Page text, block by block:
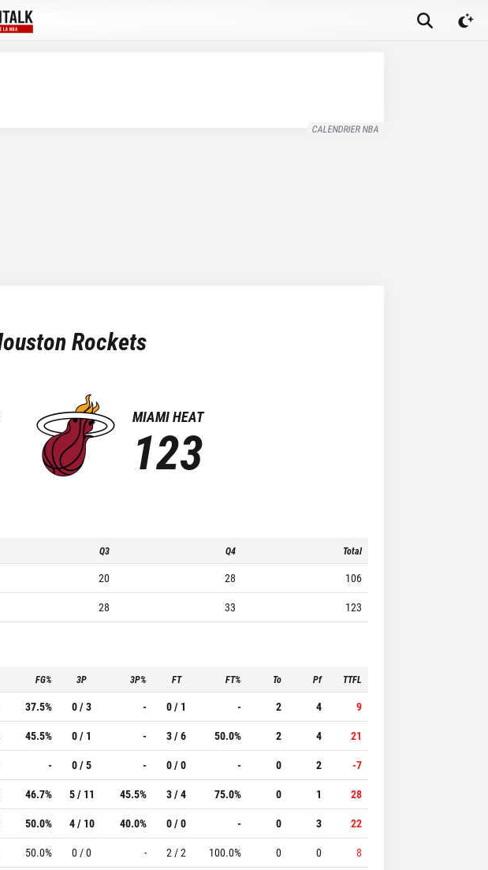
CALENDRIER NBA
Rockets
MIAMI HEAT
123
Q3 Q4 Total
20 28
106
28 33 123
FG% 3P 3P% FT FT% To Pf TTFL
37.5% 0 / 3 - 0 / 1 - 2 4
9
45.5% 0 / 1 - 3 / 6 50.0% 2 4
21
- 0 / 5 - 0 / 0 - 0 2
-7
46.7% 5 / 11 45.5% 3 / 4 75.0% 0 1
28
50.0% 4 / 10 40.0% 0 / 0 - 0 3
22
50.0% 0 / 0 - 2 / 2 100.0% 0 0
8